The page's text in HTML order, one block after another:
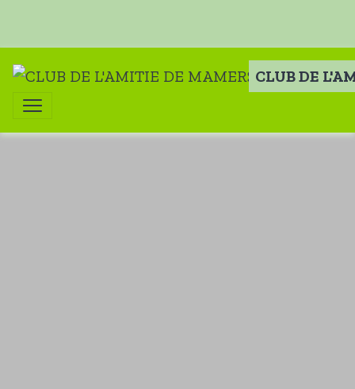
CLUB DE